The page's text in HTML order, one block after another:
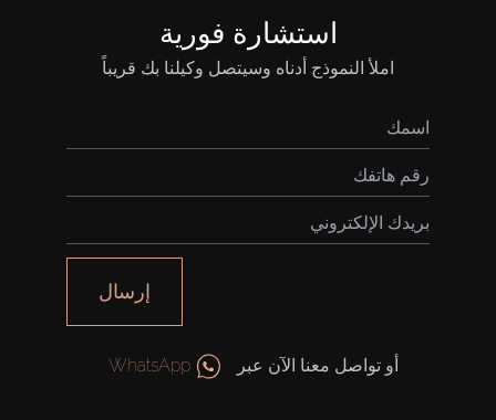
استشارة فورية
املأ النموذج أدناه وسيتصل وكيلنا بك قريباً
إرسال
أو تواصل معنا الآن عبر WhatsApp